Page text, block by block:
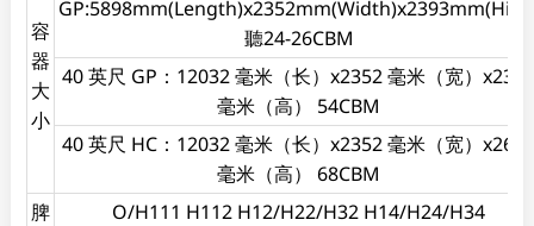
容
器
大
小
聽24-26CBM
40 英尺 GP：12032 毫米（长）x2352 毫米（宽）
毫米（高） 54CBM
40 英尺 HC：12032 毫米（长）x2352 毫米（宽）
毫米（高） 68CBM
脾
O/H111 H112 H12/H22/H32 H14/H24/H34